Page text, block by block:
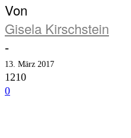
Von
Gisela Kirschstein
-
13. März 2017
1210
0